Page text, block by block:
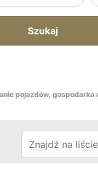
Szukaj
pojazdów, gospodarka